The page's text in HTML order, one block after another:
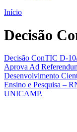
Início
Decisão
Decisão ConTIC D-
Aprova Ad
Desenvolvimento
Ensino e Pesquisa –
UNICAMP.